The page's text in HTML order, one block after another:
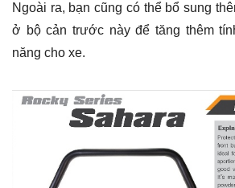
Ngoài ra, bạn cũng có thể bổ sung
ở bộ cản trước này để tăng thêm
năng cho xe.